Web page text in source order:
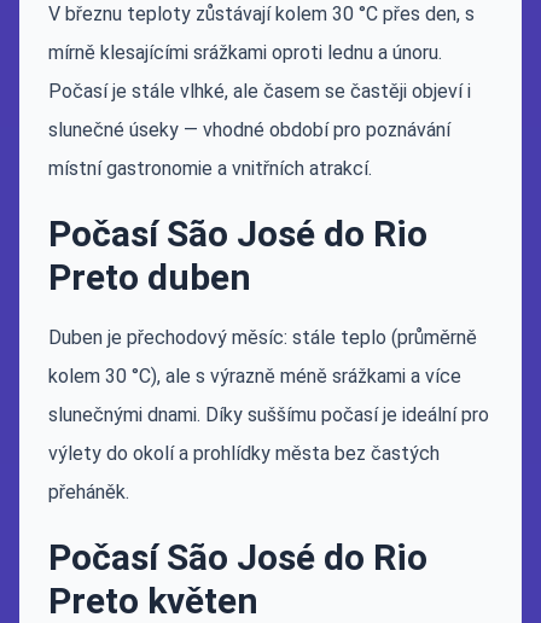
V březnu teploty zůstávají kolem 30 °C přes den, s
mírně klesajícími srážkami oproti lednu a únoru.
Počasí je stále vlhké, ale časem se častěji objeví i
slunečné úseky — vhodné období pro poznávání
místní gastronomie a vnitřních atrakcí.
Počasí São José do Rio
Preto duben
Duben je přechodový měsíc: stále teplo (průměrně
kolem 30 °C), ale s výrazně méně srážkami a více
slunečnými dnami. Díky suššímu počasí je ideální pro
výlety do okolí a prohlídky města bez častých
přeháněk.
Počasí São José do Rio
Preto květen